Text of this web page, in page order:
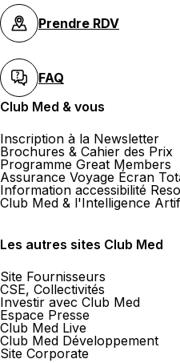
Prendre RDV
FAQ
Club Med & vous
Inscription à la Newsletter
Brochures & Cahier des Prix
Programme Great Members
Assurance Voyage Écran
Information accessibilité
Club Med & l'Intelligence
Les autres sites Club Med
Site Fournisseurs
CSE, Collectivités
Investir avec Club Med
Espace Presse
Club Med Live
Club Med Développement
Site Corporate